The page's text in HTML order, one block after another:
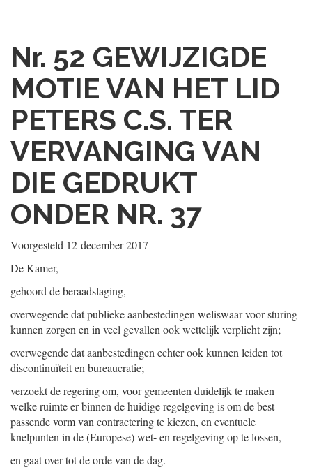
Nr. 52 GEWIJZIGDE
MOTIE VAN HET LID
PETERS C.S. TER
VERVANGING VAN
DIE GEDRUKT
ONDER NR. 37
Voorgesteld 12 december 2017
De Kamer,
gehoord de beraadslaging,
overwegende dat publieke aanbestedingen weliswaar voor sturing
kunnen zorgen en in veel gevallen ook wettelijk verplicht zijn;
overwegende dat aanbestedingen echter ook kunnen leiden tot
discontinuïteit en bureaucratie;
verzoekt de regering om, voor gemeenten duidelijk te maken
welke ruimte er binnen de huidige regelgeving is om de best
passende vorm van contractering te kiezen, en eventuele
knelpunten in de (Europese) wet- en regelgeving op te lossen,
en gaat over tot de orde van de dag.